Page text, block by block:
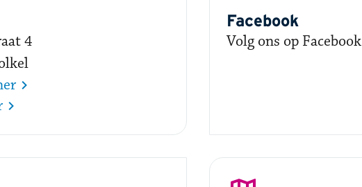
4
Facebook
Volg ons op Facebook